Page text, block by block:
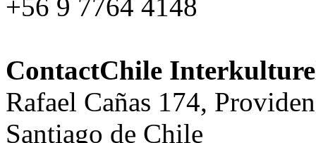
+56 9 7764 4148
ContactChile
Rafael Cañas 174,
Santiago de Chile